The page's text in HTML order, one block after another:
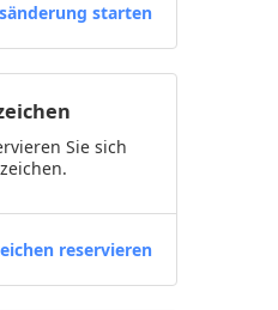
starten
Sie sich
reservieren